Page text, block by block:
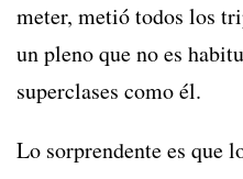
meter, metió todos los
un pleno que no es
superclases como él.
Lo sorprendente es que